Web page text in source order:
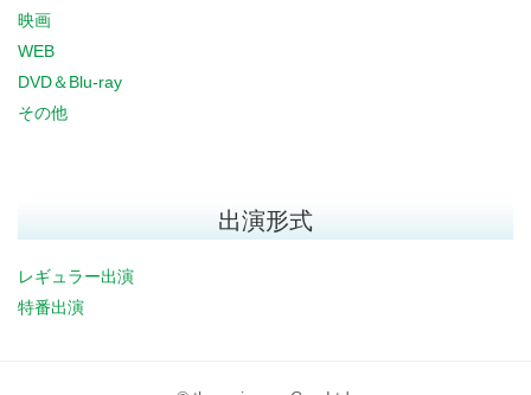
映画
WEB
DVD＆Blu-ray
その他
出演形式
レギュラー出演
特番出演